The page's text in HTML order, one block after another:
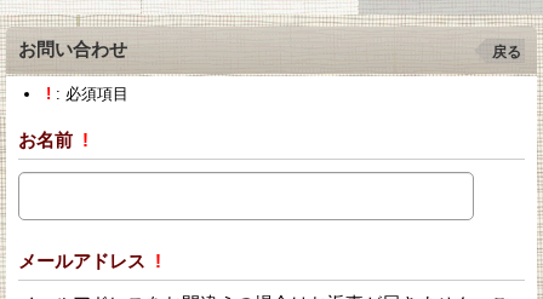
お問い合わせ 戻る
! : 必須項目
お名前 !
メールアドレス !